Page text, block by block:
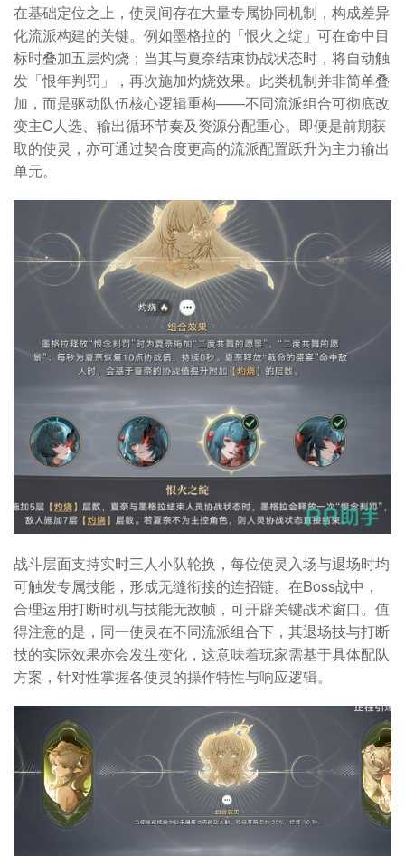
在基础定位之上，使灵间存在大量专属协同机制，构成差异
化流派构建的关键。例如墨格拉的「恨火之绽」可在命中目
标时叠加五层灼烧；当其与夏奈结束协战状态时，将自动触
发「恨年判罚」，再次施加灼烧效果。此类机制并非简单叠
加，而是驱动队伍核心逻辑重构——不同流派组合可彻底改
变主C人选、输出循环节奏及资源分配重心。即便是前期获
取的使灵，亦可通过契合度更高的流派配置跃升为主力输出
单元。
战斗层面支持实时三人小队轮换，每位使灵入场与退场时均
可触发专属技能，形成无缝衔接的连招链。在Boss战中，
合理运用打断时机与技能无敌帧，可开辟关键战术窗口。值
得注意的是，同一使灵在不同流派组合下，其退场技与打断
技的实际效果亦会发生变化，这意味着玩家需基于具体配队
方案，针对性掌握各使灵的操作特性与响应逻辑。